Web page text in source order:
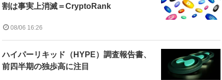
割は事実上消滅＝CryptoRank
08/06 16:26
ハイパーリキッド（HYPE）調査報告書、
前四半期の独歩高に注目